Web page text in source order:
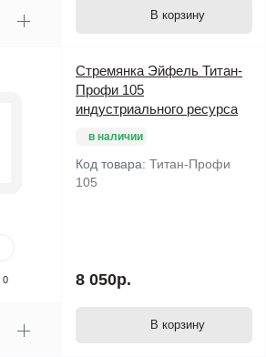
В корзину
0
Стремянка Эйфель Титан-
Профи 105
индустриального ресурса
в наличии
Код товара: Титан-Профи
105
8 050р.
В корзину